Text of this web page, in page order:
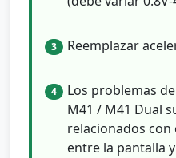
3 Reemplazar
4
Los problemas
M41 / M41 Dual
relacionados
entre la pantalla